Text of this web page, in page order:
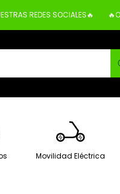
REDES SOCIALES🔥
Movilidad Eléctrica